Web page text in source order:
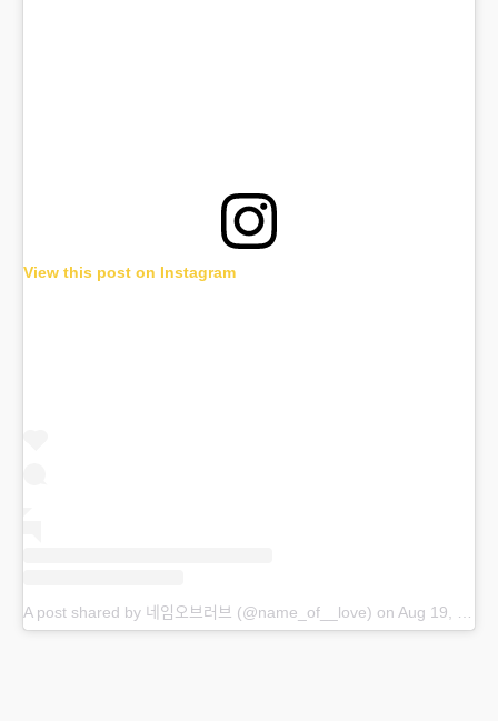
View this post on Instagram
A post shared by 네임오브러브 (@name_of__love) on Aug 19, 2020 at 12:48am PDT